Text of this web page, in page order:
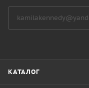
КАТАЛОГ